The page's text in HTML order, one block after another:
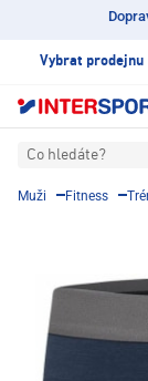
Vybrat prodejnu
Co hledáte?
Muži Fitness